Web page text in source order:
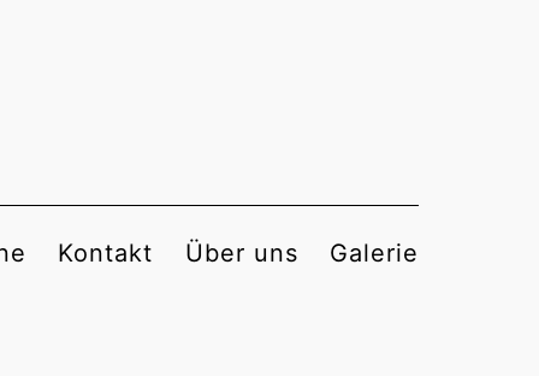
Kontakt Über uns Galerie